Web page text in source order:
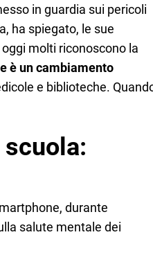
in guardia sui pericoli
ha spiegato, le sue
molti riconoscono la
è un cambiamento
e biblioteche.
durante
salute mentale dei